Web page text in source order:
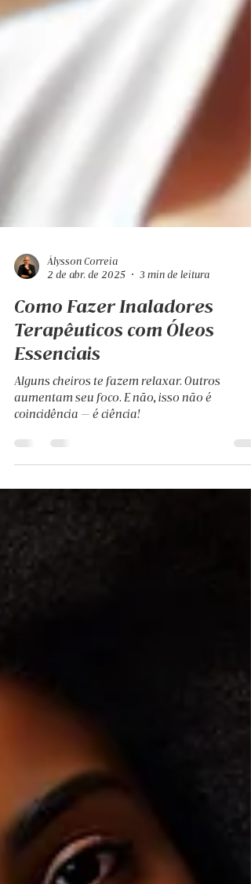
2 de abr. de 2025
3 min de leitura
Como Fazer Inaladores
Terapêuticos com Óleos
Essenciais
Alguns cheiros te fazem relaxar. Outros
coincidência — é ciência!